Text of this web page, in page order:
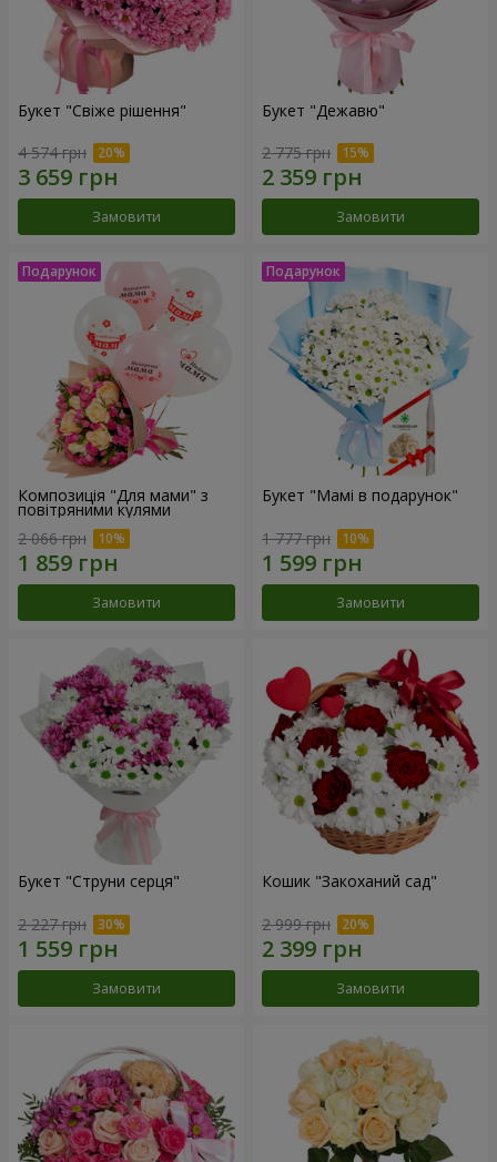
Букет "Свіже рішення"
4 574 грн
Замовити
Букет "Дежавю"
2 775 грн
Замовити
Композиція "Для мами" з
повітряними кулями
2 066 грн
Замовити
Букет "Мамі в подарунок"
1 777 грн
Замовити
Букет "Струни серця"
2 227 грн
Замовити
Кошик "Закоханий сад"
2 999 грн
Замовити